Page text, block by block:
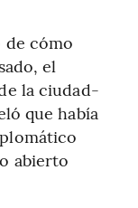
cómo
el
la ciudad-
que había
abierto